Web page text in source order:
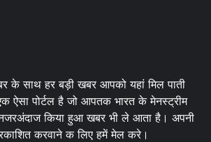
के साथ हर बड़ी खबर आपको यहां मिल पाती
ऐसा पोर्टल है जो आपतक भारत के मेनस्ट्रीम
या नजरअंदाज किया हुआ खबर भी ले आता है। अपनी
करवाने क लिए हमें मेल करे।